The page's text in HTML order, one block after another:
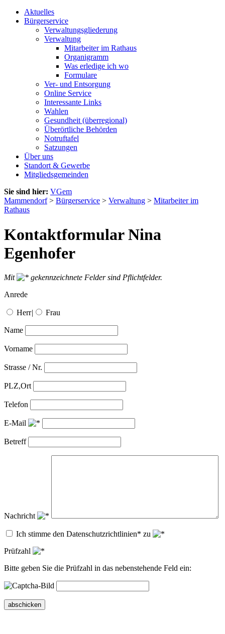
Aktuelles
Bürgerservice
Verwaltungsgliederung
Verwaltung
Mitarbeiter im Rathaus
Organigramm
Was erledige ich wo
Formulare
Ver- und Entsorgung
Online Service
Interessante Links
Wahlen
Gesundheit (überregional)
Überörtliche Behörden
Notruftafel
Satzungen
Über uns
Standort & Gewerbe
Mitgliedsgemeinden
Sie sind hier: VGem
Mammendorf> Bürgerservice > Verwaltung > Mitarbeiter im
Rathaus
Kontaktformular Nina
Egenhofer
Mit
gekennzeichnete Felder sind Pflichtfelder.
Anrede
Herr| Frau
Name
Vorname
Strasse / Nr.
PLZ,Ort
Telefon
E-Mail
Betreff
Nachricht
Ich stimme den Datenschutzrichtlinien* zu
Prüfzahl
Bitte geben Sie die Prüfzahl in das nebenstehende Feld ein:
abschicken